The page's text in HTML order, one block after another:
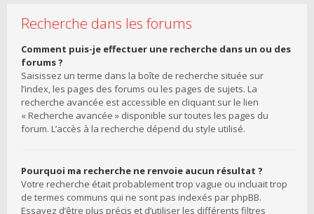
Recherche dans les forums
Comment puis-je effectuer une recherche dans un ou des
forums ?
Saisissez un terme dans la boîte de recherche située sur
l’index, les pages des forums ou les pages de sujets. La
recherche avancée est accessible en cliquant sur le lien
« Recherche avancée » disponible sur toutes les pages du
forum. L’accès à la recherche dépend du style utilisé.
Pourquoi ma recherche ne renvoie aucun résultat ?
Votre recherche était probablement trop vague ou incluait trop
de termes communs qui ne sont pas indexés par phpBB.
Essayez d’être plus précis et d’utiliser les différents filtres